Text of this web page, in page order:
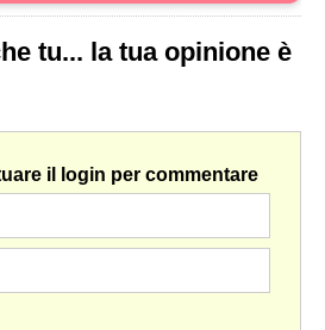
tu... la tua opinione è
il login per commentare